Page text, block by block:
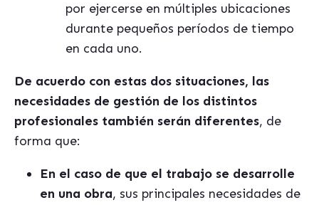
por ejercerse en múltiples ubicaciones
durante pequeños períodos de tiempo
en cada uno.
De acuerdo con estas dos situaciones, las
necesidades de gestión de los distintos
profesionales también serán diferentes, de
forma que:
En el caso de que el trabajo se desarrolle
en una obra, sus principales necesidades de